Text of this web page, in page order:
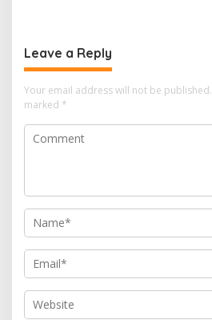
a
v
i
g
a
o
n
Leave a Reply
Your email address will not be published.
marked *